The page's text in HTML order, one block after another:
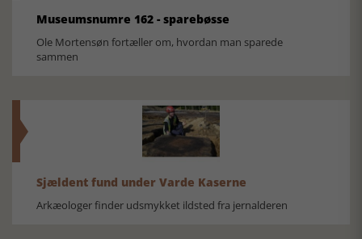
Museumsnumre 162 - sparebøsse
Ole Mortensøn fortæller om, hvordan man sparede
sammen
Sjældent fund under Varde Kaserne
Arkæologer finder udsmykket ildsted fra jernalderen